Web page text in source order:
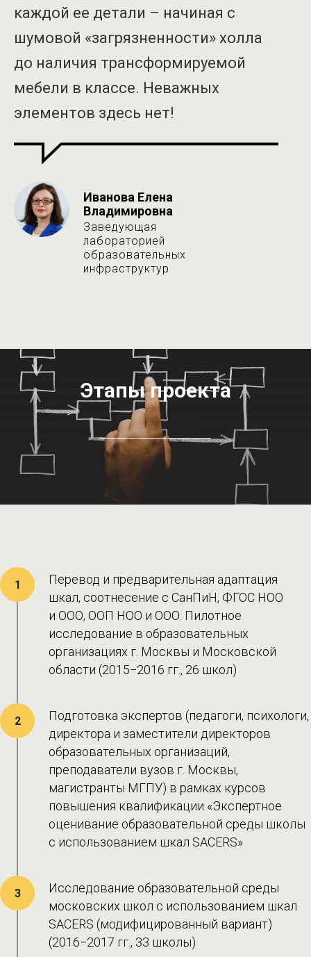
каждой ее детали – начиная с
шумовой «загрязненности» холла
до наличия трансформируемой
мебели в классе. Неважных
элементов здесь нет!
Иванова Елена
Владимировна
Заведующая
лабораторией
образовательных
инфраструктур
Этапы проекта
1
Перевод и предварительная адаптация
шкал, соотнесение с СанПиН, ФГОС НОО
и ООО, ООП НОО и ООО. Пилотное
исследование в образовательных
организациях г. Москвы и Московской
области (2015−2016 гг., 26 школ)
2
Подготовка экспертов (педагоги, психологи,
директора и заместители директоров
образовательных организаций,
преподаватели вузов г. Москвы,
магистранты МГПУ) в рамках курсов
повышения квалификации «Экспертное
оценивание образовательной среды школы
с использованием шкал SACERS»
3
Исследование образовательной среды
московских школ с использованием шкал
SACERS (модифицированный вариант)
(2016−2017 гг., 33 школы)